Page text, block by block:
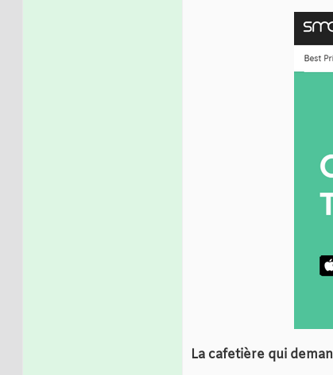
La cafetière qui